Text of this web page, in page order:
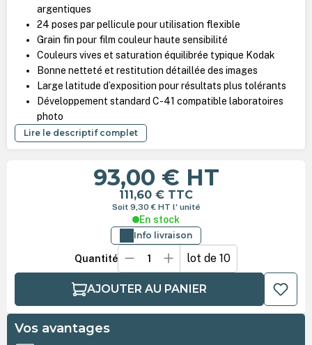
argentiques
24 poses par pellicule pour utilisation flexible
Grain fin pour film couleur haute sensibilité
Couleurs vives et saturation équilibrée typique Kodak
Bonne netteté et restitution détaillée des images
Large latitude d’exposition pour résultats plus tolérants
Développement standard C-41 compatible laboratoires
photo
Lire le descriptif complet
93,00 € HT
111,60 € TTC
Soit 9,30 € HT l' unité
En stock
Info livraison
Quantité lot de 10
AJOUTER AU PANIER
Vos avantages